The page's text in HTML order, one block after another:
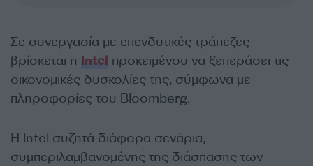
Σε συνεργασία με επενδυτικές τράπεζες
βρίσκεται η Intel προκειμένου να ξεπεράσει τις
οικονομικές δυσκολίες της, σύμφωνα με
πληροφορίες του Bloomberg.
Η Intel συζητά διάφορα σενάρια,
συμπεριλαμβανομένης της διάσπασης των